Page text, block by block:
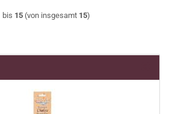
bis 15 (von insgesamt 15)